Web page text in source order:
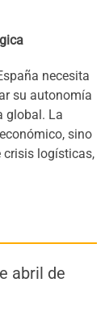
necesita
su autonomía
global. La
sino
crisis logísticas,